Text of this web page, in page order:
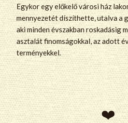
Egykor egy előkelő városi ház
mennyezetét díszíthette, utalva a
aki minden évszakban roskadásig
asztalát finomságokkal, az adott
terményekkel.